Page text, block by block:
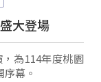
大登場
為114年度桃園
幕。